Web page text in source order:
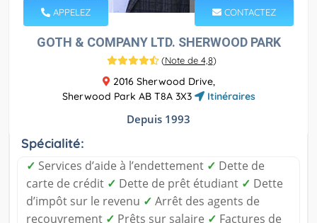
APPELEZ CONTACTEZ
GOTH & COMPANY LTD. SHERWOOD PARK
(Note de 4,8)
2016 Sherwood Drive,
Sherwood Park AB T8A 3X3
Itinéraires
Depuis 1993
Spécialité:
✓ Services d’aide à l’endettement ✓ Dette de
carte de crédit ✓ Dette de prêt étudiant ✓ Dette
d’impôt sur le revenu ✓ Arrêt des agents de
recouvrement ✓ Prêts sur salaire ✓ Factures de